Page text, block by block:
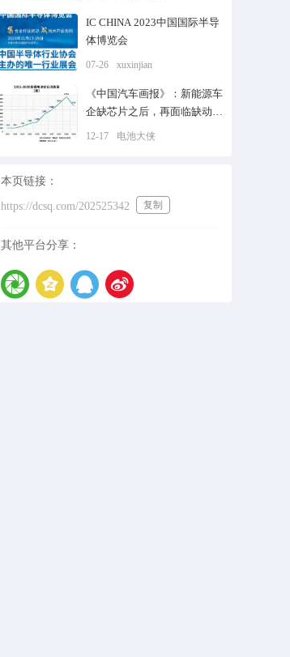
IC CHINA 2023中国国际半导
体博览会
07-26 xuxinjian
《中国汽车画报》：新能源车
企缺芯片之后，再面临缺动力
电池荒
12-17 电池大侠
本页链接：
https://dcsq.com/202525342 复制
其他平台分享：